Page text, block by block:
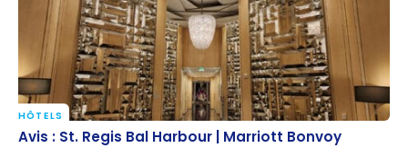
Avis : St. Regis Bal Harbour | Marriott Bonvoy
HÔTELS
Avis : St. Regis Bal Harbour | Marriott Bonvoy